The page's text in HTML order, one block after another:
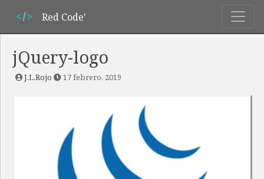
Red Code'
jQuery-logo
J.L.Rojo 17 febrero, 2019